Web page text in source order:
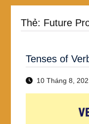
Thẻ: Future
Tenses of
10 Tháng 8,